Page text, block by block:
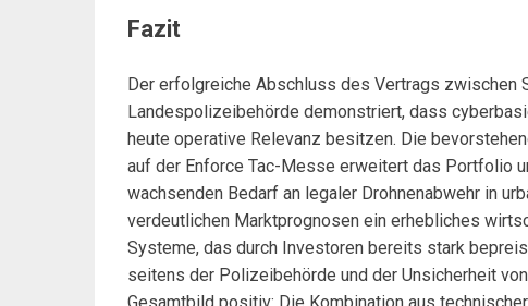
Fazit
Der erfolgreiche Abschluss des Vertrags zwischen
Landespolizeibehörde demonstriert, dass
heute operative Relevanz besitzen. Die
auf der Enforce Tac-Messe erweitert das Portfolio
wachsenden Bedarf an legaler Drohnenabwehr in
verdeutlichen Marktprognosen ein erhebliches
Systeme, das durch Investoren bereits stark
seitens der Polizeibehörde und der Unsicherheit